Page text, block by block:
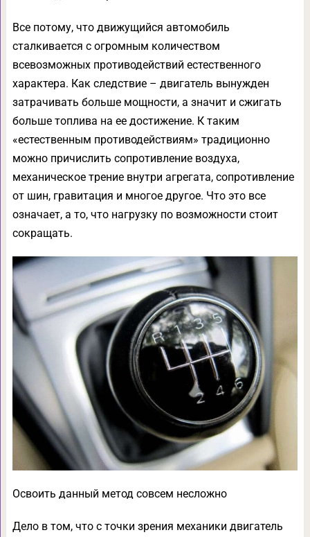
Все потому, что движущийся автомобиль
сталкивается с огромным количеством
всевозможных противодействий естественного
характера. Как следствие – двигатель вынужден
затрачивать больше мощности, а значит и сжигать
больше топлива на ее достижение. К таким
«естественным противодействиям» традиционно
можно причислить сопротивление воздуха,
механическое трение внутри агрегата, сопротивление
от шин, гравитация и многое другое. Что это все
означает, а то, что нагрузку по возможности стоит
сокращать.
Освоить данный метод совсем несложно
Дело в том, что с точки зрения механики двигатель